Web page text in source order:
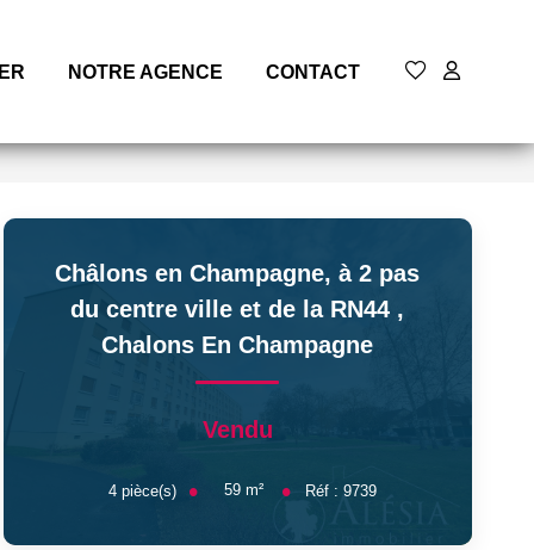
NOTRE AGENCE CONTACT
Châlons en Champagne, à 2 pas
du centre ville et de la RN44 ,
Chalons En Champagne
Vendu
4 pièce(s) 59 m² Réf : 9739